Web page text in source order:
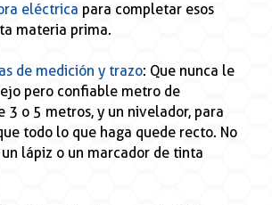
eléctrica para completar esos
materia prima.
de medición y trazo: Que nunca le
pero confiable metro de
3 o 5 metros, y un nivelador, para
todo lo que haga quede recto. No
lápiz o un marcador de tinta